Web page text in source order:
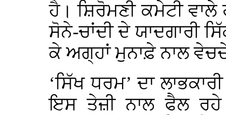
ਹੈ। ਸ਼ਿਰੋਮਣੀ ਕਮੇਟੀ
ਸੋਨੇ-ਚਾਂਦੀ ਦੇ ਯਾਦਗਾਰੀ
ਕੇ ਅਗ੍ਹਾਂ ਮੁਨਾਫ਼ੇ ਨਾਲ
‘ਸਿੱਖ ਧਰਮ’ ਦਾ
ਇਸ ਤੇਜ਼ੀ ਨਾਲ ਫੈਲ ਰਹੇ